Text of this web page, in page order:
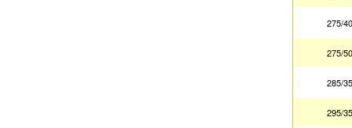
275/
275/
285/
295/